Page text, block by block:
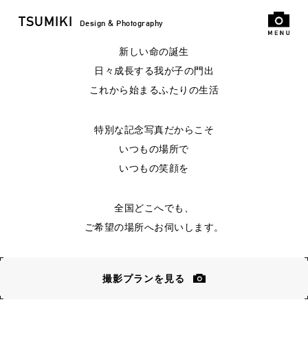
TSUMIKI Design & Photography
新しい命の誕生
日々成長する我が子の門出
これから始まるふたりの生活
特別な記念写真だからこそ
いつもの場所で
いつもの笑顔を
全国どこへでも、
ご希望の場所へお伺いします。
撮影プランを見る